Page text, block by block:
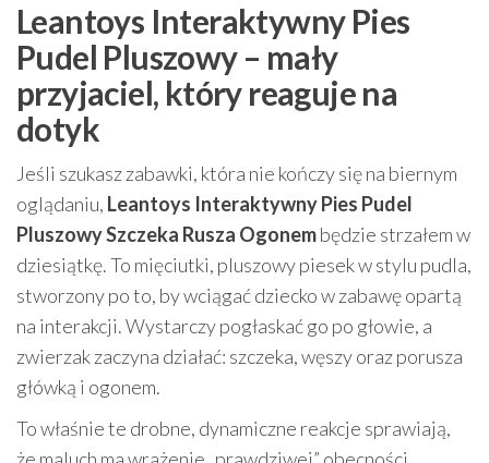
Leantoys Interaktywny Pies
Pudel Pluszowy – mały
przyjaciel, który reaguje na
dotyk
Jeśli szukasz zabawki, która nie kończy się na biernym
oglądaniu, Leantoys Interaktywny Pies Pudel
Pluszowy Szczeka Rusza Ogonembędzie strzałem w
dziesiątkę. To mięciutki, pluszowy piesek w stylu pudla,
stworzony po to, by wciągać dziecko w zabawę opartą
na interakcji. Wystarczy pogłaskać go po głowie, a
zwierzak zaczyna działać: szczeka, węszy oraz porusza
główką i ogonem.
To właśnie te drobne, dynamiczne reakcje sprawiają,